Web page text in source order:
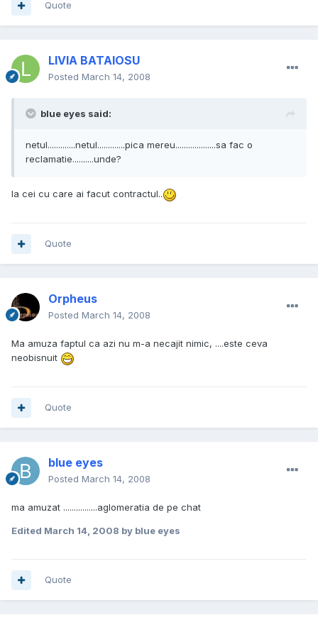
Quote
LIVIA BATAIOSU
Posted March 14, 2008
blue eyes said:
netul.............netul.............pica mereu...................sa fac o
reclamatie..........unde?
la cei cu care ai facut contractul..
Quote
Orpheus
Posted March 14, 2008
Ma amuza faptul ca azi nu m-a necajit nimic, ....este ceva
neobisnuit
Quote
blue eyes
Posted March 14, 2008
ma amuzat ................aglomeratia de pe chat
Edited March 14, 2008 by blue eyes
Quote